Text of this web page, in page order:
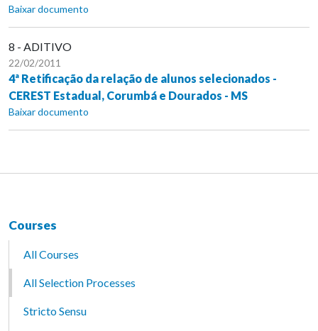
Baixar documento
8 - ADITIVO
22/02/2011
4ª Retificação da relação de alunos selecionados -
CEREST Estadual, Corumbá e Dourados - MS
Baixar documento
Courses
All Courses
All Selection Processes
Stricto Sensu